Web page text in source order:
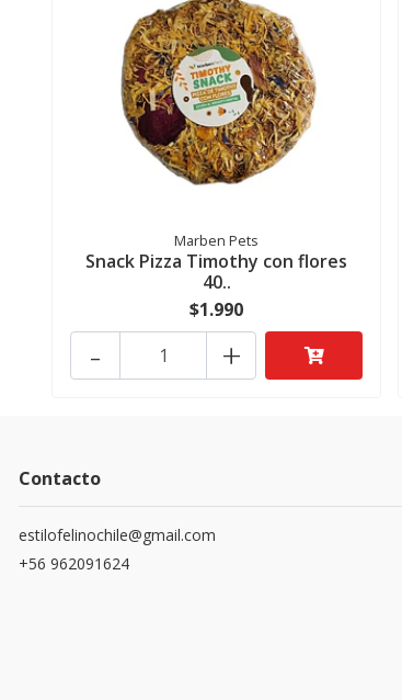
Marben Pets
Snack Pizza Timothy con flores
40..
$1.990
+
-
Contacto
estilofelinochile@gmail.com
+56 962091624